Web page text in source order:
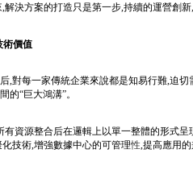
解決方案的打造只是第一步,持續的運營創
術價值
,對每一家傳統企業來說都是知易行難,迫
的“巨大鴻溝”。
有資源整合后在邏輯上以單一整體的形式
技術,增強數據中心的可管理性,提高應用